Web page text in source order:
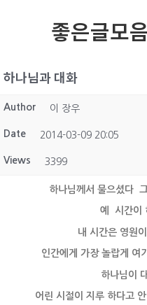
좋은글모
하나님과 대화
Author 이 장우
Date 2014-03-09 20:05
Views 3399
하나님께서 물으셨다
예 시간이
내 시간은 영원
인간에게 가장 놀랍게 여
하나님이
어린 시절이 지루 하다고